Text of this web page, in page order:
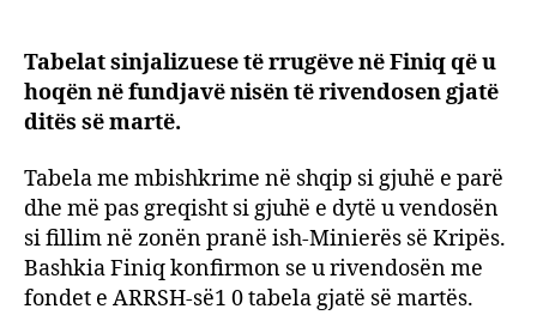
Tabelat sinjalizuese të rrugëve në Finiq që u
hoqën në fundjavë nisën të rivendosen gjatë
ditës së martë.
Tabela me mbishkrime në shqip si gjuhë e parë
dhe më pas greqisht si gjuhë e dytë u vendosën
si fillim në zonën pranë ish-Minierës së Kripës.
Bashkia Finiq konfirmon se u rivendosën me
fondet e ARRSH-së1 0 tabela gjatë së martës.